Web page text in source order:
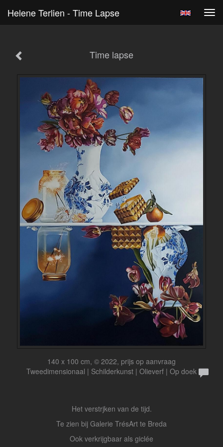
Helene Terlien - Time Lapse
Time lapse
140 x 100 cm, © 2022, prijs op aanvraag
Tweedimensionaal | Schilderkunst | Olieverf | Op doek
Het verstrjken van de tijd.
Te zien bij Galerie TrésArt te Breda
Ook verkrijgbaar als giclée